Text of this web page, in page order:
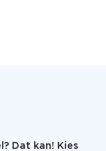
Dat kan! Kies